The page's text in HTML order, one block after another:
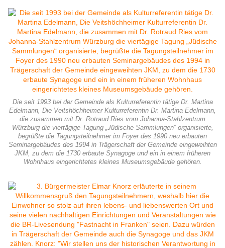
Die seit 1993 bei der Gemeinde als Kulturreferentin tätige Dr. Martina
Edelmann, Die Veitshöchheimer Kulturreferentin Dr. Martina Edelmann,
die zusammen mit Dr. Rotraud Ries vom Johanna-Stahlzentrum
Würzburg die viertägige Tagung „Jüdische Sammlungen“ organisierte,
begrüßte die Tagungsteilnehmer im Foyer des 1990 neu erbauten
Seminargebäudes des 1994 in Trägerschaft der Gemeinde eingeweihten
JKM, zu dem die 1730 erbaute Synagoge und ein in einem früheren
Wohnhaus eingerichtetes kleines Museumsgebäude gehören.